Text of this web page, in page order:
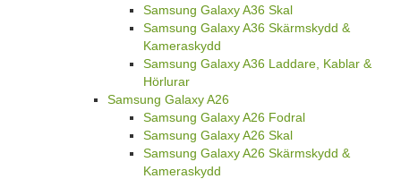
Samsung Galaxy A36 Skal
Samsung Galaxy A36 Skärmskydd &
Kameraskydd
Samsung Galaxy A36 Laddare, Kablar &
Hörlurar
Samsung Galaxy A26
Samsung Galaxy A26 Fodral
Samsung Galaxy A26 Skal
Samsung Galaxy A26 Skärmskydd &
Kameraskydd